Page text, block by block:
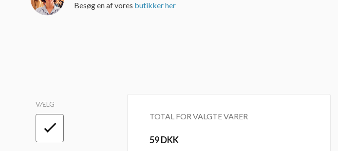
Besøg en af vores butikker her
VÆLG
TOTAL FOR VALGTE VARER
59DKK